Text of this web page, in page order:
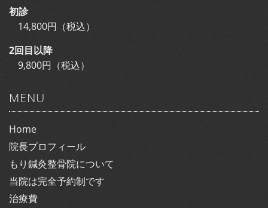
初診
14,800円（税込）
2回目以降
9,800円（税込）
MENU
Home
院長プロフィール
もり鍼灸整骨院について
当院は完全予約制です
治療費